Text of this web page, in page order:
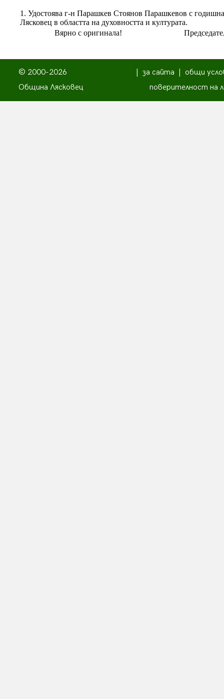
1. Удостоява г-н Парашкев Стоянов Парашкевов с
Лясковец в областта на духовността и културата.
Вярно с оригинала!
© 2000-2026
Община Лясковец
за сайта
общи
поверителност на